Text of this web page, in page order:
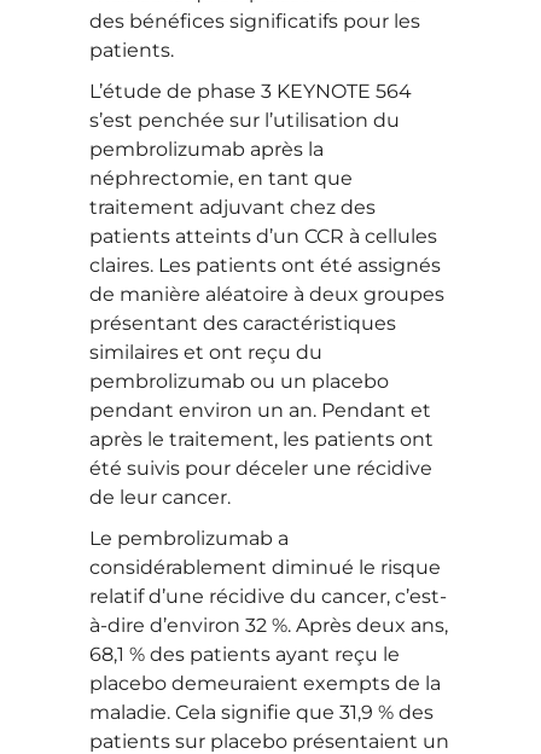
des bénéfices significatifs pour les
patients.
L’étude de phase 3 KEYNOTE 564
s’est penchée sur l’utilisation du
pembrolizumab après la
néphrectomie, en tant que
traitement adjuvant chez des
patients atteints d’un CCR à cellules
claires. Les patients ont été assignés
de manière aléatoire à deux groupes
présentant des caractéristiques
similaires et ont reçu du
pembrolizumab ou un placebo
pendant environ un an. Pendant et
après le traitement, les patients ont
été suivis pour déceler une récidive
de leur cancer.
Le pembrolizumab a
considérablement diminué le risque
relatif d’une récidive du cancer, c’est-
à-dire d’environ 32 %. Après deux ans,
68,1 % des patients ayant reçu le
placebo demeuraient exempts de la
maladie. Cela signifie que 31,9 % des
patients sur placebo présentaient un